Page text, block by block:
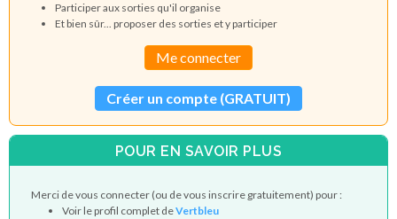
Participer aux sorties qu'il organise
Et bien sûr... proposer des sorties et y participer
Me connecter
Créer un compte (GRATUIT)
POUR EN SAVOIR PLUS
Merci de vous connecter (ou de vous inscrire gratuitement) pour :
Voir le profil complet deVertbleu